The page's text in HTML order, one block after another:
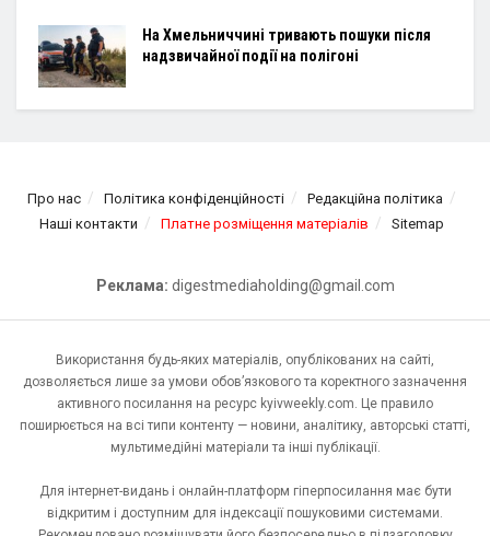
На Хмельниччині тривають пошуки після
надзвичайної події на полігоні
Про нас Політика конфіденційності
Редакційна політика
Наші контакти
Платне розміщення матеріалів Sitemap
Реклама: digestmediaholding@gmail.com
Використання будь-яких матеріалів, опублікованих на сайті,
дозволяється лише за умови обов’язкового та коректного зазначення
активного посилання на ресурс kyivweekly.com. Це правило
поширюється на всі типи контенту — новини, аналітику, авторські статті,
мультимедійні матеріали та інші публікації.
Для інтернет-видань і онлайн-платформ гіперпосилання має бути
відкритим і доступним для індексації пошуковими системами.